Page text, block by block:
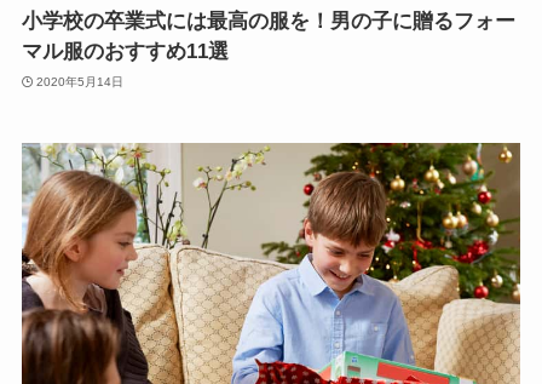
小学校の卒業式には最高の服を！男の子に贈るフォー
マル服のおすすめ11選
2020年5月14日